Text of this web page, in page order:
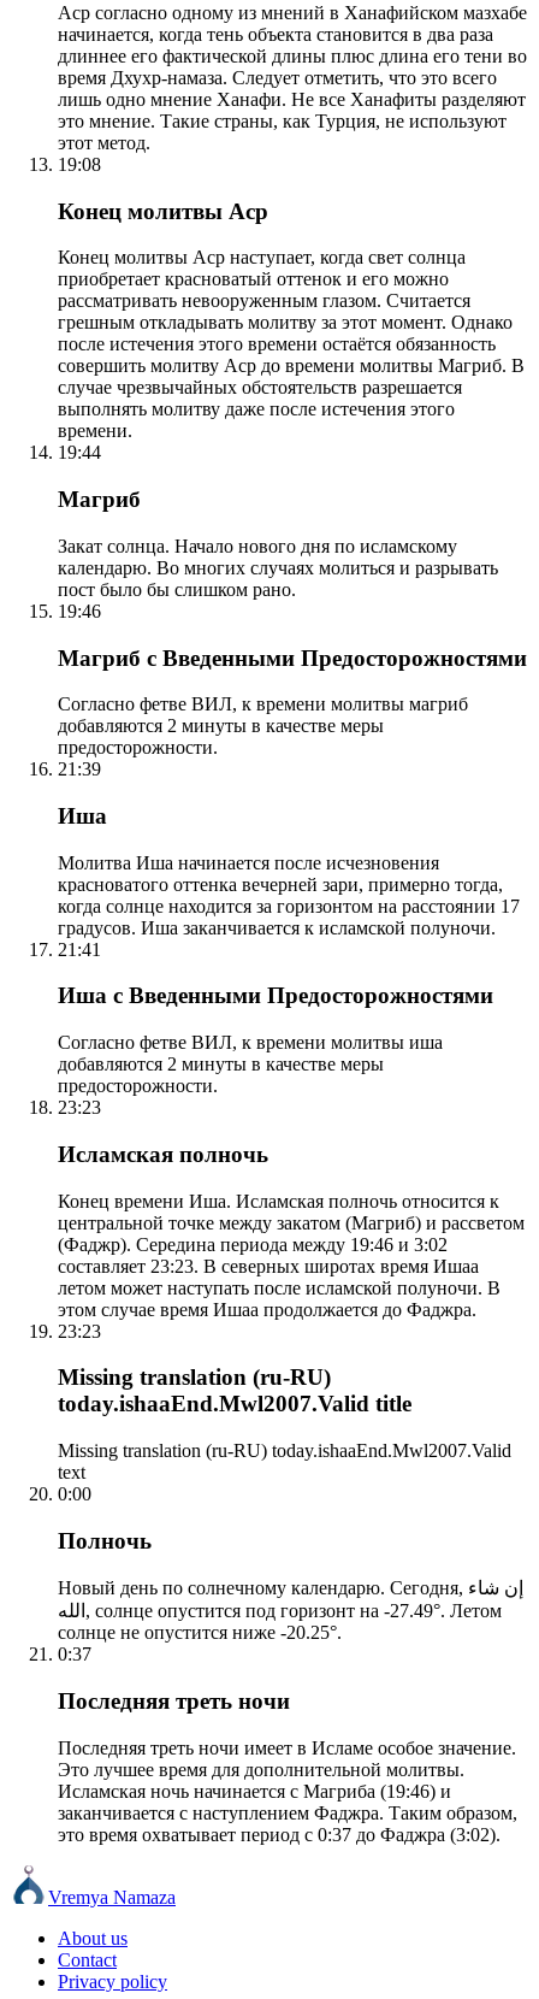
Аср согласно одному из мнений в Ханафийском мазхабе
начинается, когда тень объекта становится в два раза
длиннее его фактической длины плюс длина его тени во
время Дхухр-намаза. Следует отметить, что это всего
лишь одно мнение Ханафи. Не все Ханафиты разделяют
это мнение. Такие страны, как Турция, не используют
этот метод.
19:08
Конец молитвы Аср
Конец молитвы Аср наступает, когда свет солнца
приобретает красноватый оттенок и его можно
рассматривать невооруженным глазом. Считается
грешным откладывать молитву за этот момент. Однако
после истечения этого времени остаётся обязанность
совершить молитву Аср до времени молитвы Магриб. В
случае чрезвычайных обстоятельств разрешается
выполнять молитву даже после истечения этого
времени.
19:44
Магриб
Закат солнца. Начало нового дня по исламскому
календарю. Во многих случаях молиться и разрывать
пост было бы слишком рано.
19:46
Магриб с Введенными Предосторожностями
Согласно фетве ВИЛ, к времени молитвы магриб
добавляются 2 минуты в качестве меры
предосторожности.
21:39
Иша
Молитва Иша начинается после исчезновения
красноватого оттенка вечерней зари, примерно тогда,
когда солнце находится за горизонтом на расстоянии 17
градусов. Иша заканчивается к исламской полуночи.
21:41
Иша с Введенными Предосторожностями
Согласно фетве ВИЛ, к времени молитвы иша
добавляются 2 минуты в качестве меры
предосторожности.
23:23
Исламская полночь
Конец времени Иша. Исламская полночь относится к
центральной точке между закатом (Магриб) и рассветом
(Фаджр). Середина периода между 19:46 и 3:02
составляет 23:23. В северных широтах время Ишаа
летом может наступать после исламской полуночи. В
этом случае время Ишаа продолжается до Фаджра.
23:23
Missing translation (ru-RU)
today.ishaaEnd.Mwl2007.Valid title
Missing translation (ru-RU) today.ishaaEnd.Mwl2007.Valid
text
0:00
Полночь
Новый день по солнечному календарю. Сегодня, إن شاء
الله, солнце опустится под горизонт на -27.49°. Летом
солнце не опустится ниже -20.25°.
0:37
Последняя треть ночи
Последняя треть ночи имеет в Исламе особое значение.
Это лучшее время для дополнительной молитвы.
Исламская ночь начинается с Магриба (19:46) и
заканчивается с наступлением Фаджра. Таким образом,
это время охватывает период с 0:37 до Фаджра (3:02).
Vremya Namaza
About us
Contact
Privacy policy